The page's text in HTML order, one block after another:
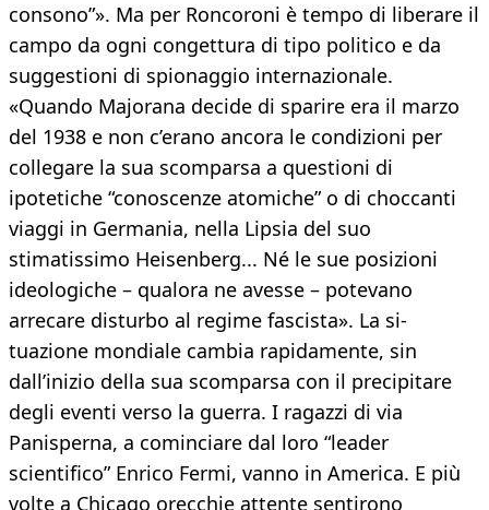
consono”». Ma per Roncoroni è tempo di liberare il
campo da ogni congettura di tipo politico e da
suggestioni di spionaggio internazionale.
«Quando Majorana decide di sparire era il marzo
del 1938 e non c’erano ancora le condizioni per
collegare la sua scomparsa a questioni di
ipotetiche “conoscenze atomiche” o di choccanti
viaggi in Germania, nella Lipsia del suo
stimatissimo Heisenberg... Né le sue posizioni
ideologiche – qualora ne avesse – potevano
arrecare disturbo al regime fascista». La si-
tuazione mondiale cambia rapidamente, sin
dall’inizio della sua scomparsa con il precipitare
degli eventi verso la guerra. I ragazzi di via
Panisperna, a cominciare dal loro “leader
scientifico” Enrico Fermi, vanno in America. E più
volte a Chicago orecchie attente sentirono